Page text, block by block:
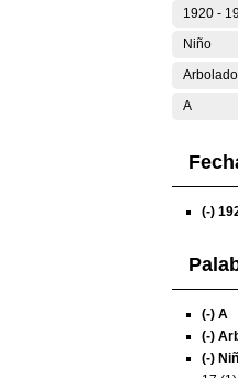
1920 -
Niño
Arbolado
A
(-)
(-) A
(-)
(-)